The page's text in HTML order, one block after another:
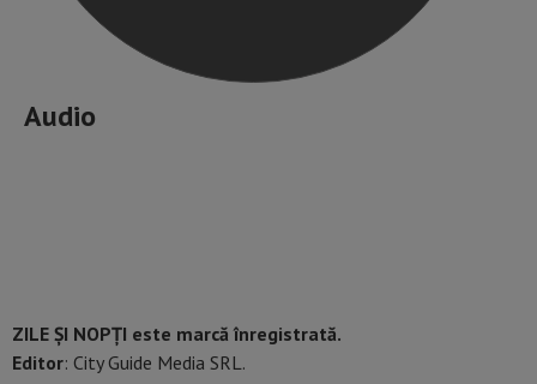
Audio
ZILE ȘI NOPȚI este marcă înregistrată.
Editor: City Guide Media SRL.